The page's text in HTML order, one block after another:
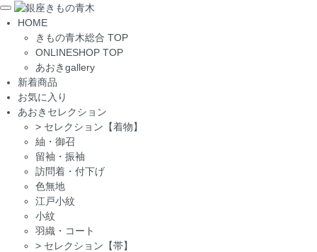
Toggle
navigation
HOME
きもの青木総合 TOP
ONLINESHOP TOP
あおきgallery
新着商品
お気に入り
あおきセレクション
> セレクション【着物】
紬・御召
留袖・振袖
訪問着・付下げ
色無地
江戸小紋
小紋
羽織・コート
> セレクション【帯】